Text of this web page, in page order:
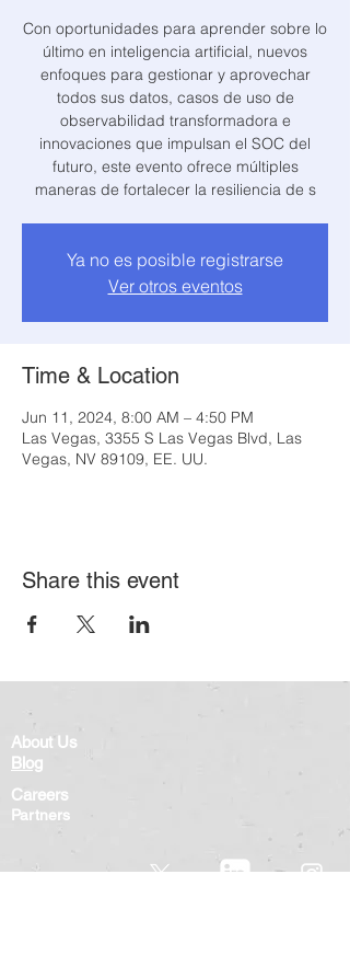
Con oportunidades para aprender sobre lo
último en inteligencia artificial, nuevos
enfoques para gestionar y aprovechar
todos sus datos, casos de uso de
observabilidad transformadora e
innovaciones que impulsan el SOC del
futuro, este evento ofrece múltiples
maneras de fortalecer la resiliencia de s
Ya no es posible registrarse
Ver otros eventos
Time & Location
Jun 11, 2024, 8:00 AM – 4:50 PM
Las Vegas, 3355 S Las Vegas Blvd, Las
Vegas, NV 89109, EE. UU.
Share this event
About Us
Blog
Careers
Partners